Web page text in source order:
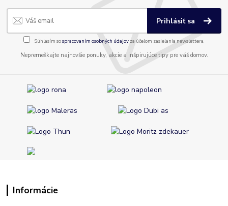
Prihlásiť sa
Súhlasím sospracovaním osobných údajov za účelom zasielania newslettera.
Nepremeškajte najnovšie ponuky, akcie a inšpirujúce tipy pre váš domov.
Informácie